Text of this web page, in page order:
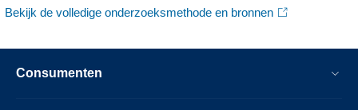
Bekijk de volledige onderzoeksmethode en bronnen
Consumenten